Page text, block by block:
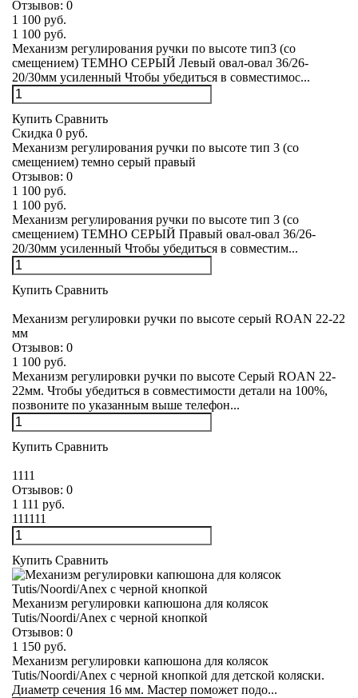
Отзывов: 0
1 100 руб.
1 100 руб.
Механизм регулирования ручки по высоте тип3 (со
смещением) ТЕМНО СЕРЫЙ Левый овал-овал 36/26-
20/30мм усиленный Чтобы убедиться в совместимос...
Купить Сравнить
Скидка 0 руб.
Механизм регулирования ручки по высоте тип 3 (со
смещением) темно серый правый
Отзывов: 0
1 100 руб.
1 100 руб.
Механизм регулирования ручки по высоте тип 3 (со
смещением) ТЕМНО СЕРЫЙ Правый овал-овал 36/26-
20/30мм усиленный Чтобы убедиться в совместим...
Купить Сравнить
Механизм регулировки ручки по высоте серый ROAN 22-22
мм
Отзывов: 0
1 100 руб.
Механизм регулировки ручки по высоте Серый ROAN 22-
22мм. Чтобы убедиться в совместимости детали на 100%,
позвоните по указанным выше телефон...
Купить Сравнить
1111
Отзывов: 0
1 111 руб.
111111
Купить Сравнить
Механизм регулировки капюшона для колясок
Tutis/Noordi/Anex с черной кнопкой
Отзывов: 0
1 150 руб.
Механизм регулировки капюшона для колясок
Tutis/Noordi/Anex с черной кнопкой для детской коляски.
Диаметр сечения 16 мм. Мастер поможет подо...